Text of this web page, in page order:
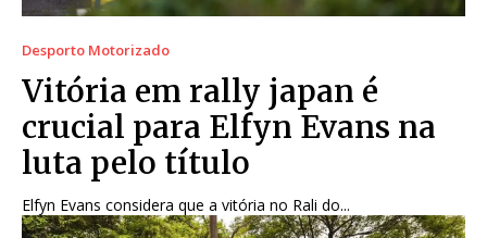
Desporto Motorizado
Vitória em rally japan é
crucial para Elfyn Evans na
luta pelo título
Elfyn Evans considera que a vitória no Rali do...